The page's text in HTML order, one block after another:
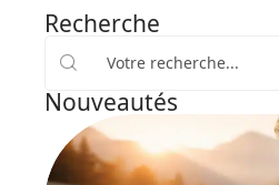
Recherche
Nouveautés